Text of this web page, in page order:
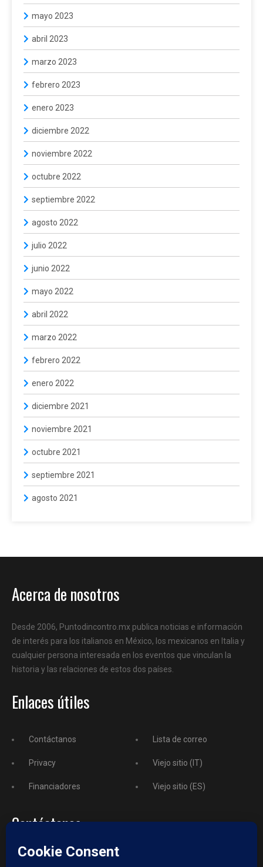
mayo 2023
abril 2023
marzo 2023
febrero 2023
enero 2023
diciembre 2022
noviembre 2022
octubre 2022
septiembre 2022
agosto 2022
julio 2022
junio 2022
mayo 2022
abril 2022
marzo 2022
febrero 2022
enero 2022
diciembre 2021
noviembre 2021
octubre 2021
septiembre 2021
agosto 2021
Acerca de nosotros
Desde 2006, Puntodincontro.mx publica noticias e información
de interés para los italianos en México, los mexicanos en Italia y
cualquier persona interesada en los eventos que vinculan la
historia y las relaciones de estos dos países.
Enlaces útiles
Contáctanos
Privacy
Financiadores
Lista de correo
Viejo sitio (IT)
Viejo sitio (ES)
Contáctanos
Teléfono+52 729 243 3743